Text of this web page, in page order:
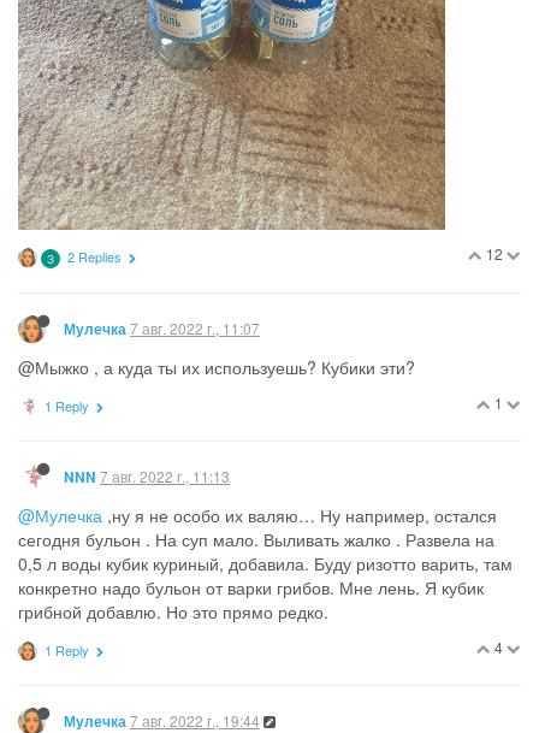
12
З 2 Replies
Мулечка7 авг. 2022 г., 11:07
@Мыжко , а куда ты их используешь? Кубики эти?
1
1 Reply
NNN 7 авг. 2022 г., 11:13
@Мулечка ,ну я не особо их валяю… Ну например, остался
сегодня бульон . На суп мало. Выливать жалко . Развела на
0,5 л воды кубик куриный, добавила. Буду ризотто варить, там
конкретно надо бульон от варки грибов. Мне лень. Я кубик
грибной добавлю. Но это прямо редко.
4
1 Reply
Мулечка7 авг. 2022 г., 19:44